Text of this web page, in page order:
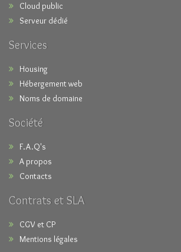
Cloud public
Serveur dédié
Services
Housing
Hébergement web
Noms de domaine
Société
F.A.Q's
A propos
Contacts
Contrats et SLA
CGV et CP
Mentions légales